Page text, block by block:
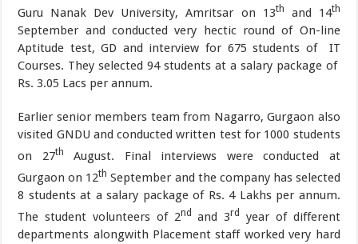
Guru Nanak Dev University, Amritsar on 13th and 14th
September and conducted very hectic round of On-line
Aptitude test, GD and interview for 675 students of IT
Courses. They selected 94 students at a salary package of
Rs. 3.05 Lacs per annum.
Earlier senior members team from Nagarro, Gurgaon also
visited GNDU and conducted written test for 1000 students
on 27th
August. Final interviews were conducted at
Gurgaon on 12th September and the company has selected
8 students at a salary package of Rs. 4 Lakhs per annum.
The student volunteers of 2nd and 3rd
year of different
departments alongwith Placement staff worked very hard